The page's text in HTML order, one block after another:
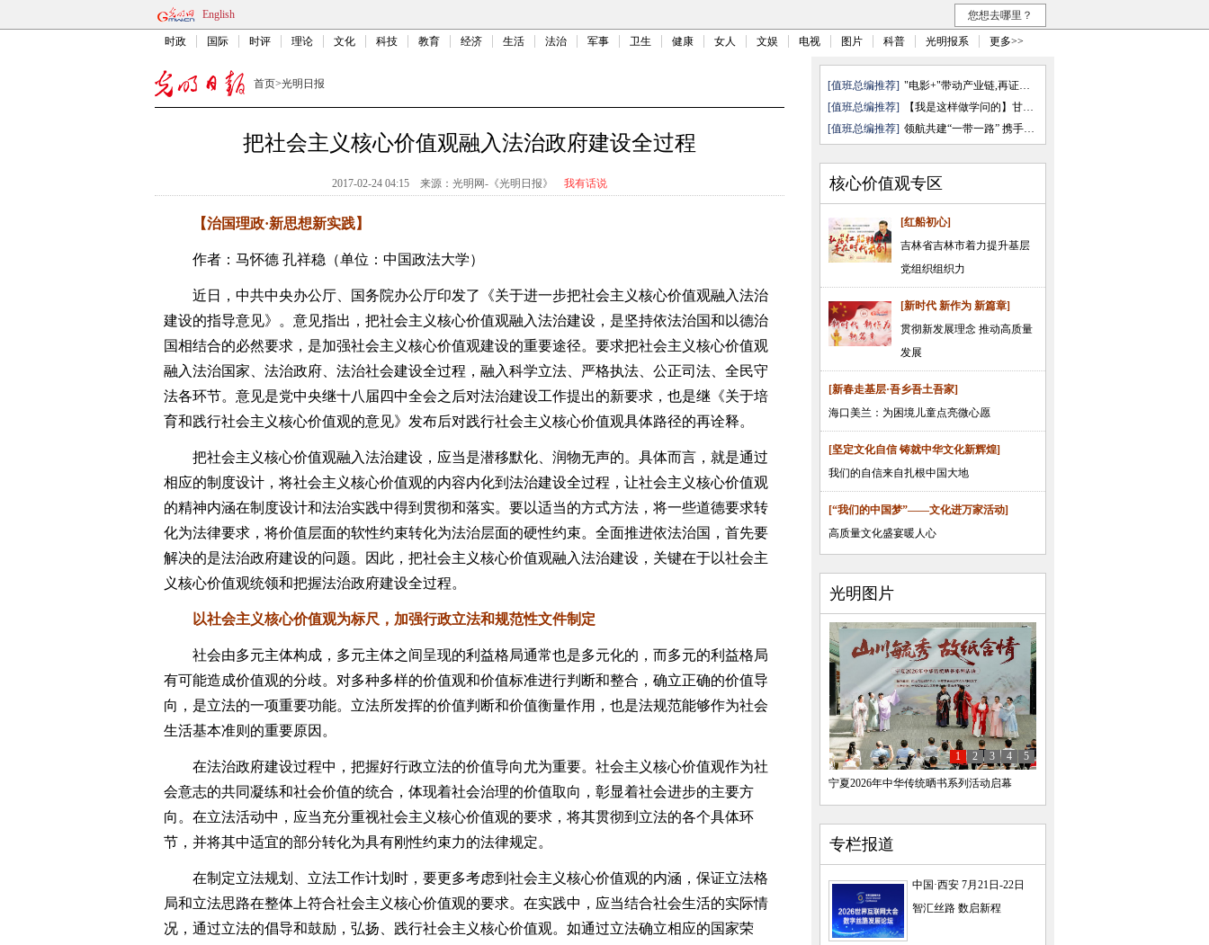
English 您想去哪里？
时政 国际 时评 理论 文化 科技 教育 经济 生活 法治 军事 卫生 健康 女人 文娱 电视 图片 科普 光明报系 更多>>
首页>光明日报
把社会主义核心价值观融入法治政府建设全过程
2017-02-24 04:15 来源： 光明网-《光明日报》 我有话说
【治国理政·新思想新实践】
作者：马怀德 孔祥稳（单位：中国政法大学）
近日，中共中央办公厅、国务院办公厅印发了《关于进一步把社会主义核心价值观融入法治
建设的指导意见》。意见指出，把社会主义核心价值观融入法治建设，是坚持依法治国和以德治
国相结合的必然要求，是加强社会主义核心价值观建设的重要途径。要求把社会主义核心价值观
融入法治国家、法治政府、法治社会建设全过程，融入科学立法、严格执法、公正司法、全民守
法各环节。意见是党中央继十八届四中全会之后对法治建设工作提出的新要求，也是继《关于培
育和践行社会主义核心价值观的意见》发布后对践行社会主义核心价值观具体路径的再诠释。
把社会主义核心价值观融入法治建设，应当是潜移默化、润物无声的。具体而言，就是通过
相应的制度设计，将社会主义核心价值观的内容内化到法治建设全过程，让社会主义核心价值观
的精神内涵在制度设计和法治实践中得到贯彻和落实。要以适当的方式方法，将一些道德要求转
化为法律要求，将价值层面的软性约束转化为法治层面的硬性约束。全面推进依法治国，首先要
解决的是法治政府建设的问题。因此，把社会主义核心价值观融入法治建设，关键在于以社会主
义核心价值观统领和把握法治政府建设全过程。
以社会主义核心价值观为标尺，加强行政立法和规范性文件制定
社会由多元主体构成，多元主体之间呈现的利益格局通常也是多元化的，而多元的利益格局
有可能造成价值观的分歧。对多种多样的价值观和价值标准进行判断和整合，确立正确的价值导
向，是立法的一项重要功能。立法所发挥的价值判断和价值衡量作用，也是法规范能够作为社会
生活基本准则的重要原因。
在法治政府建设过程中，把握好行政立法的价值导向尤为重要。社会主义核心价值观作为社
会意志的共同凝练和社会价值的统合，体现着社会治理的价值取向，彰显着社会进步的主要方
向。在立法活动中，应当充分重视社会主义核心价值观的要求，将其贯彻到立法的各个具体环
节，并将其中适宜的部分转化为具有刚性约束力的法律规定。
在制定立法规划、立法工作计划时，要更多考虑到社会主义核心价值观的内涵，保证立法格
局和立法思路在整体上符合社会主义核心价值观的要求。在实践中，应当结合社会生活的实际情
况，通过立法的倡导和鼓励，弘扬、践行社会主义核心价值观。如通过立法确立相应的国家荣
[值班总编推荐]
"电影+"带动产业链,再证无可取代
[值班总编推荐]
【我是这样做学问的】甘坐冷板凳 ...
[值班总编推荐]
领航共建“一带一路” 携手擘画金...
核心价值观专区
[红船初心]
吉林省吉林市着力提升基层
党组织组织力
[新时代 新作为 新篇章]
贯彻新发展理念 推动高质量
发展
[新春走基层·吾乡吾土吾家]
海口美兰：为困境儿童点亮微心愿
[坚定文化自信 铸就中华文化新辉煌]
我们的自信来自扎根中国大地
[“我们的中国梦”——文化进万家活动]
高质量文化盛宴暖人心
光明图片
宁夏2026年中华传统晒书系列活动启幕
1 2 3 4 5
专栏报道
中国·西安 7月21日-22日
智汇丝路 数启新程